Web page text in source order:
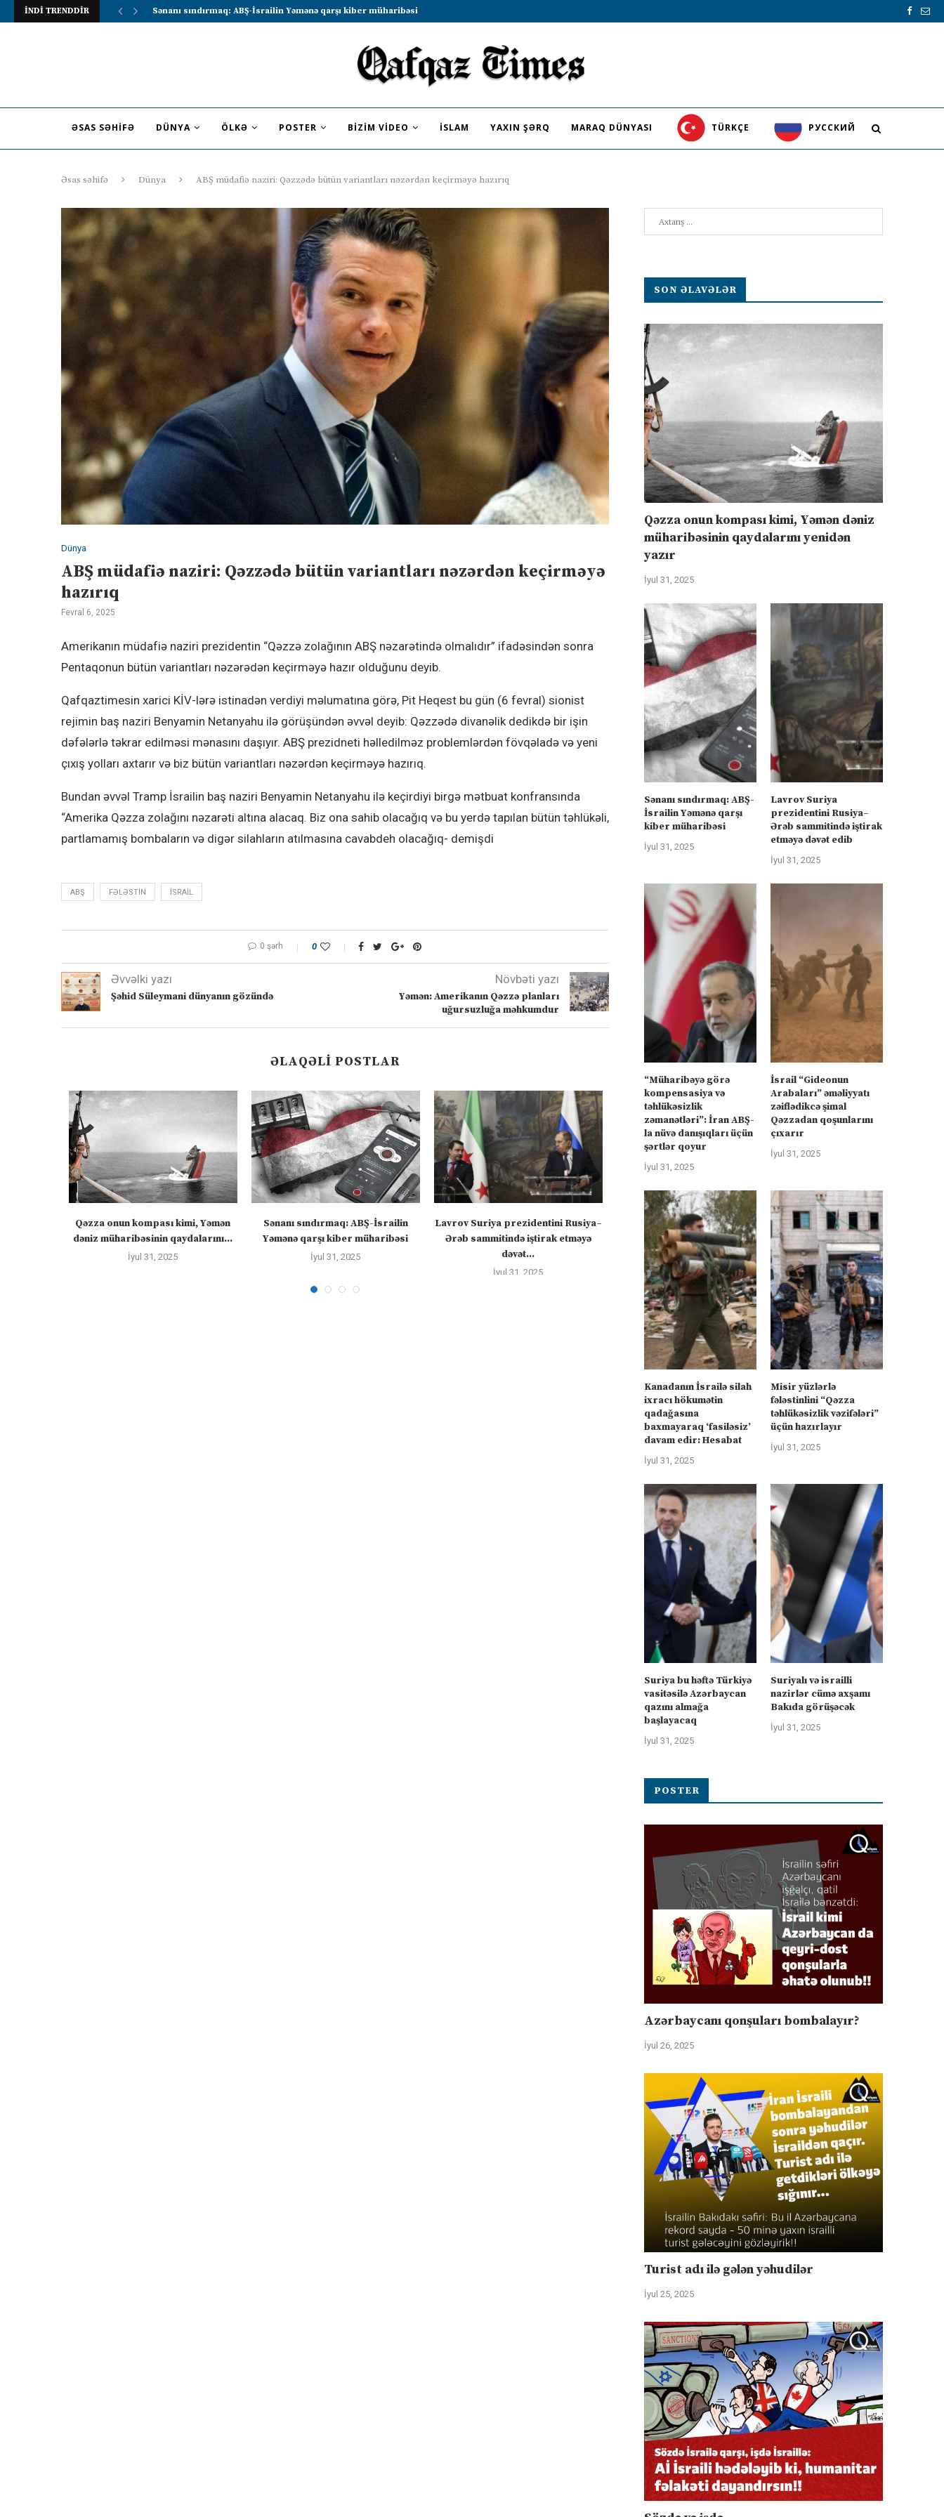
İNDİ TRENDDİR Lavrov Suriya prezidentini Rusiya–Ərəb sammitində iştirak etməyə dəvət...
ƏSAS SƏHIFƏ DÜNYA ÖLKƏ POSTER BIZIM VIDEO İSLAM YAXIN ŞƏRQ MARAQ DÜNYASI TÜRKÇE PУССКИЙ
Əsas səhifə Dünya ABŞ müdafiə naziri: Qəzzədə bütün variantları nəzərdən keçirməyə hazırıq
Dünya
ABŞ müdafiə naziri: Qəzzədə bütün variantları nəzərdən keçirməyə
hazırıq
Fevral 6, 2025
Amerikanın müdafiə naziri prezidentin “Qəzzə zolağının ABŞ nəzarətində olmalıdır” ifadəsindən sonra
Pentaqonun bütün variantları nəzərədən keçirməyə hazır olduğunu deyib.
Qafqaztimesin xarici KİV-lərə istinadən verdiyi məlumatına görə, Pit Heqest bu gün (6 fevral) sionist
rejimin baş naziri Benyamin Netanyahu ilə görüşündən əvvəl deyib: Qəzzədə divanəlik dedikdə bir işin
dəfələrlə təkrar edilməsi mənasını daşıyır. ABŞ prezidneti həlledilməz problemlərdən fövqəladə və yeni
çıxış yolları axtarır və biz bütün variantları nəzərdən keçirməyə hazırıq.
Bundan əvvəl Tramp İsrailin baş naziri Benyamin Netanyahu ilə keçirdiyi birgə mətbuat konfransında
“Amerika Qəzza zolağını nəzarəti altına alacaq. Biz ona sahib olacağıq və bu yerdə tapılan bütün təhlükəli,
partlamamış bombaların və digər silahların atılmasına cavabdeh olacağıq- demişdi
ABŞ FƏLƏSTIN ISRAIL
0 şərh 0
Əvvəlki yazı
Şəhid Süleymani dünyanın gözündə
Növbəti yazı
Yəmən: Amerikanın Qəzzə planları
uğursuzluğa məhkumdur
ƏLAQƏLI POSTLAR
Qəzza onun kompası kimi, Yəmən
dəniz müharibəsinin qaydalarını...
İyul 31, 2025
Sənanı sındırmaq: ABŞ-İsrailin
Yəmənə qarşı kiber müharibəsi
İyul 31, 2025
Lavrov Suriya prezidentini Rusiya–
Ərəb sammitində iştirak etməyə
dəvət...
İyul 31, 2025
“Müharibəyə görə kompensasiya və
təhlükəsizlik zəmanətləri”: İran
ABŞ-la...
İyul 31, 2025
Kanadanın İsrailə silah
hökumətin qadağasına
‘fasiləsiz’...
İyul 31, 2025
SON ƏLAVƏLƏR
Qəzza onun kompası kimi, Yəmən dəniz
müharibəsinin qaydalarını yenidən
yazır
İyul 31, 2025
Sənanı sındırmaq: ABŞ-
İsrailin Yəmənə qarşı
kiber müharibəsi
İyul 31, 2025
Lavrov Suriya
prezidentini Rusiya–
Ərəb sammitində iştirak
etməyə dəvət edib
İyul 31, 2025
“Müharibəyə görə
kompensasiya və
təhlükəsizlik
zəmanətləri”: İran ABŞ-
la nüvə danışıqları üçün
şərtlər qoyur
İyul 31, 2025
İsrail “Gideonun
Arabaları” əməliyyatı
zəiflədikcə şimal
Qəzzadan qoşunlarını
çıxarır
İyul 31, 2025
Kanadanın İsrailə silah
ixracı hökumətin
qadağasına
baxmayaraq ‘fasiləsiz’
davam edir: Hesabat
İyul 31, 2025
Misir yüzlərlə
fələstinlini “Qəzza
təhlükəsizlik vəzifələri”
üçün hazırlayır
İyul 31, 2025
Suriya bu həftə Türkiyə
vasitəsilə Azərbaycan
qazını almağa
başlayacaq
İyul 31, 2025
Suriyalı və israilli
nazirlər cümə axşamı
Bakıda görüşəcək
İyul 31, 2025
POSTER
Azərbaycanı qonşuları bombalayır?
İyul 26, 2025
Turist adı ilə gələn yəhudilər
İyul 25, 2025